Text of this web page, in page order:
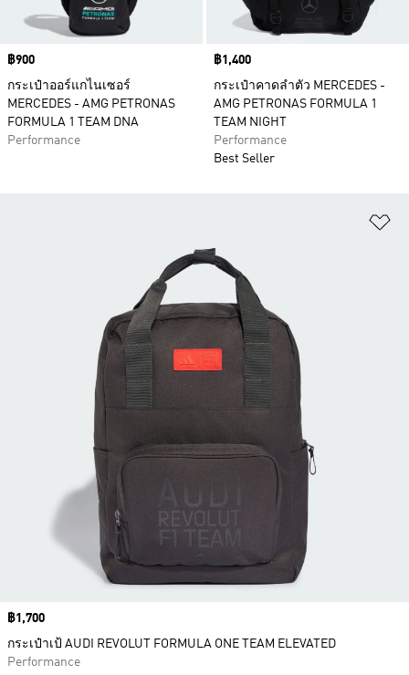
Price
฿900
กระเป๋าออร์แกไนเซอร์
MERCEDES - AMG PETRONAS
FORMULA 1 TEAM DNA
Performance
Price
฿1,400
กระเป๋าคาดลำตัว MERCEDES -
AMG PETRONAS FORMULA 1
TEAM NIGHT
Performance
Best Seller
Price
฿1,700
กระเป๋าเป้ AUDI REVOLUT FORMULA ONE TEAM ELEVATED
Performance